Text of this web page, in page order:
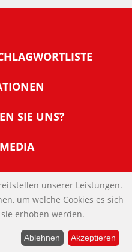
NachDenkSeiten
Signaturen
SIE UNS?
Online
unserer Leistungen.
um welche Cookies es sich
erhoben werden.
Ablehnen Akzeptieren